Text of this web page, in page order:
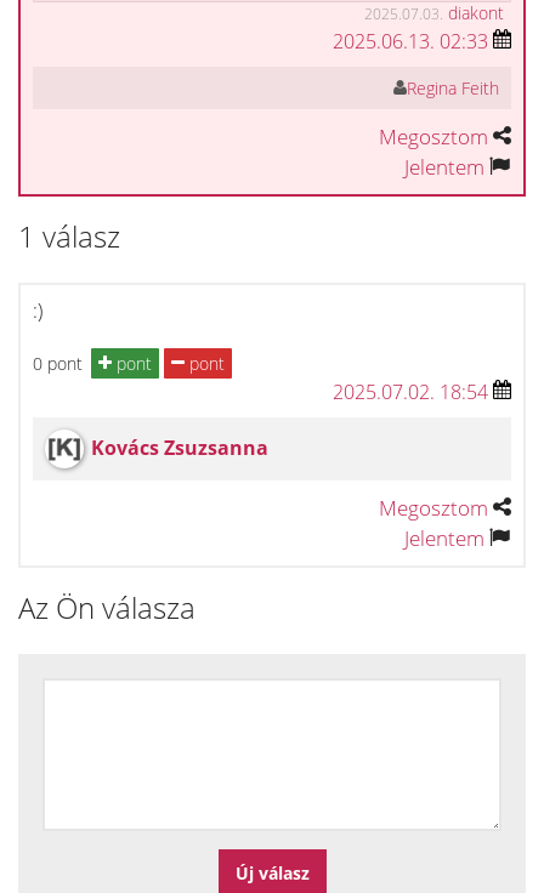
2025.07.03. diakont
2025.06.13. 02:33
Regina Feith
Megosztom
Jelentem
1 válasz
:)
0 pont pont pont
2025.07.02. 18:54
Kovács Zsuzsanna
Megosztom
Jelentem
Az Ön válasza